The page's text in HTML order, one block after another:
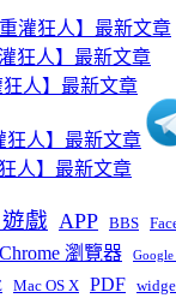
戲 APP BBS
瀏覽器
Mac OS X PDF